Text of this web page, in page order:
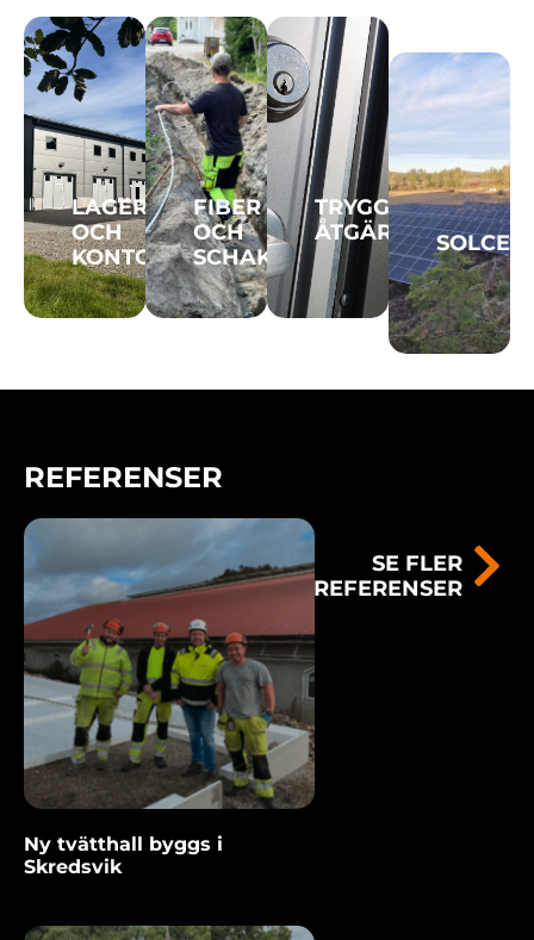
LAGER
OCH
KONTORSHALLAR
FIBER
OCH
SCHAKT
ÅTGÄRDER
REFERENSER
Ny tvätthall byggs i
Skredsvik
SE FLER
REFERENSER